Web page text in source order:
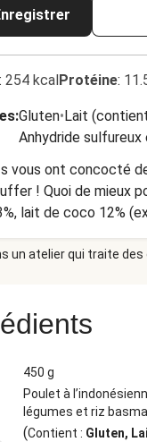
: 254 kcalProtéine:
:Gluten•Lait
Anhydride
vous ont concocté
! Quoi de mieux
lait de coco 12%
oignon grillé 6%,
fèves de SOJA, BLÉ,
: métabisulfite de
DE :
de cuisson : Four
à l'aide d'un
HelloFresh
un atelier qui traite
450 g
Poulet à
légumes et riz
(Contient : Gluten,